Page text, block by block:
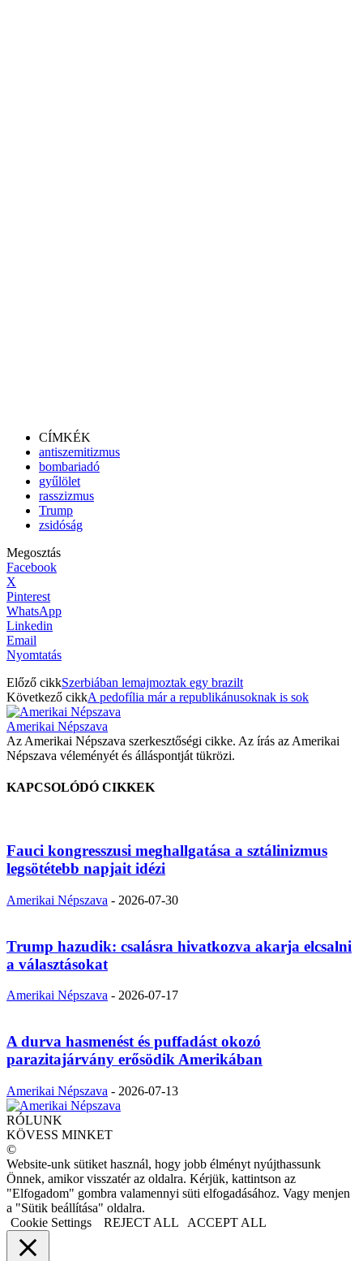
CÍMKÉK
antiszemitizmus
bombariadó
gyűlölet
rasszizmus
Trump
zsidóság
Megosztás
Facebook
X
Pinterest
WhatsApp
Linkedin
Email
Nyomtatás
Előző cikkSzerbiában lemajmoztak egy brazilt
Következő cikkA pedofília már a republikánusoknak is sok
Amerikai Népszava
Az Amerikai Népszava szerkesztőségi cikke. Az írás az Amerikai
Népszava véleményét és álláspontját tükrözi.
KAPCSOLÓDÓ CIKKEK
Fauci kongresszusi meghallgatása a sztálinizmus
legsötétebb napjait idézi
Amerikai Népszava - 2026-07-30
Trump hazudik: csalásra hivatkozva akarja elcsalni
a választásokat
Amerikai Népszava - 2026-07-17
A durva hasmenést és puffadást okozó
parazitajárvány erősödik Amerikában
Amerikai Népszava - 2026-07-13
RÓLUNK
KÖVESS MINKET
©
Website-unk sütiket használ, hogy jobb élményt nyújthassunk
Önnek, amikor visszatér az oldalra. Kérjük, kattintson az
"Elfogadom" gombra valamennyi süti elfogadásához. Vagy menjen
a "Sütik beállítása" oldalra.
Cookie Settings
REJECT ALL ACCEPT ALL